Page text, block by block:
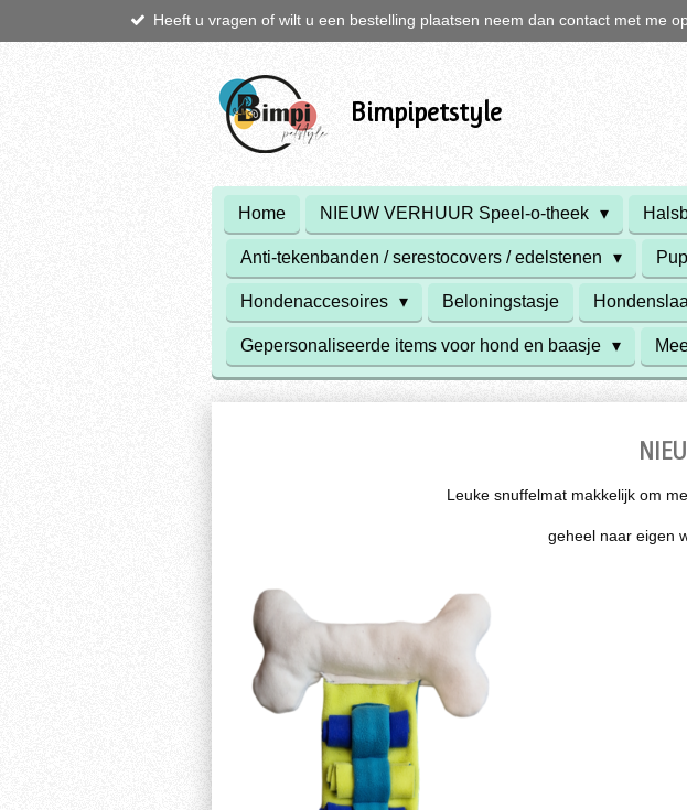
direct
Heeft u vragen of wilt u een bestelling plaatsen neem dan contact met me
Bimpipetstyle
Home NIEUW VERHUUR Speel-o-theek
Anti-tekenbanden / serestocovers / edelstenen
Hondenaccesoires Beloningstasje
Gepersonaliseerde items voor hond en baasje
Leuke snuffelmat makkelijk om
geheel naar eigen